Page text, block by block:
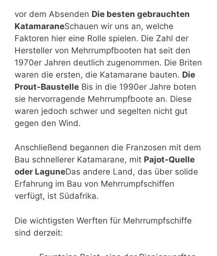
vor dem Absenden Die besten gebrauchten
KatamaraneSchauen wir uns an, welche
Faktoren hier eine Rolle spielen. Die Zahl der
Hersteller von Mehrrumpfbooten hat seit den
1970er Jahren deutlich zugenommen. Die Briten
waren die ersten, die Katamarane bauten. Die
Prout-Baustelle Bis in die 1990er Jahre boten
sie hervorragende Mehrrumpfboote an. Diese
waren jedoch schwer und segelten nicht gut
gegen den Wind.
Anschließend begannen die Franzosen mit dem
Bau schnellerer Katamarane, mit Pajot-Quelle
oder LaguneDas andere Land, das über solide
Erfahrung im Bau von Mehrrumpfschiffen
verfügt, ist Südafrika.
Die wichtigsten Werften für Mehrrumpfschiffe
sind derzeit: